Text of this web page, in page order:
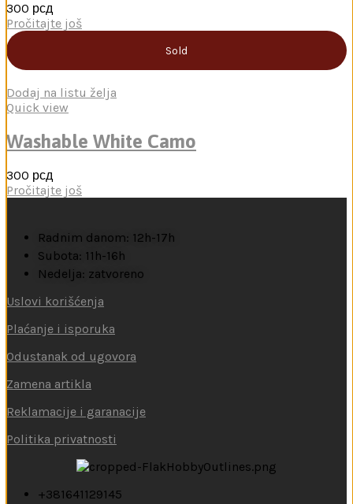
300 рсд
Pročitajte još
Sold
Dodaj na listu želja
Quick view
Washable White Camo
300 рсд
Pročitajte još
Radnim danom: 12h-17h
Subota: 11h-16h
Nedelja: zatvoreno
Uslovi korišćenja
Plaćanje i isporuka
Odustanak od ugovora
Zamena artikla
Reklamacije i garanacije
Politika privatnosti
+381641129145